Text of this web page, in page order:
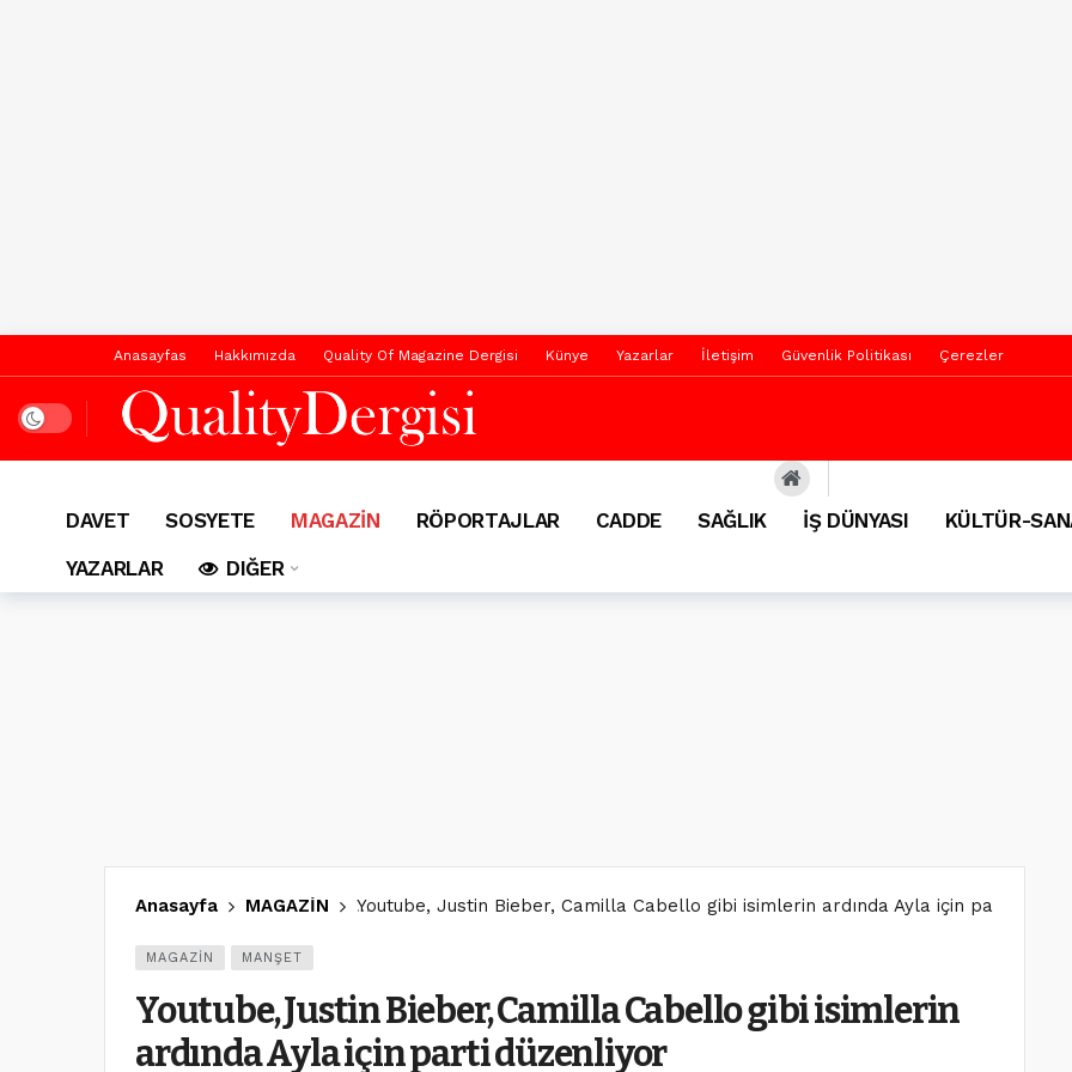
Anasayfas Hakkımızda Quality Of Magazine Dergisi Künye Yazarlar İletişim Güvenlik Politikası Çerezler
Dark mode
DAVET SOSYETE MAGAZİN RÖPORTAJLAR CADDE SAĞLIK İŞ DÜNYASI KÜLTÜR-
YAZARLAR
DIĞER
Anasayfa MAGAZİN Youtube, Justin Bieber, Camilla Cabello gibi isimlerin ardında Ayla için parti
MAGAZİN MANŞET
Youtube, Justin Bieber, Camilla Cabello gibi isimlerin
ardında Ayla için parti düzenliyor